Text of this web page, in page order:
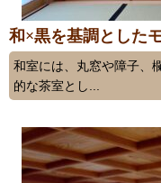
和×黒を基調とした
和室には、丸窓や障子、
的な茶室とし...